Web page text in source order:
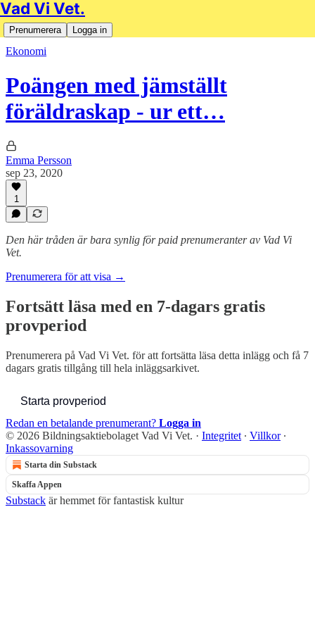
Vad Vi Vet.
Prenumerera Logga in
Ekonomi
Poängen med jämställt
föräldraskap - ur ett…
Emma Persson
sep 23, 2020
1
Den här tråden är bara synlig för paid prenumeranter av Vad Vi
Vet.
Prenumerera för att visa →
Fortsätt läsa med en 7-dagars gratis
provperiod
Prenumerera på Vad Vi Vet. för att fortsätta läsa detta inlägg och få 7
dagars gratis tillgång till hela inläggsarkivet.
Starta provperiod
Redan en betalande prenumerant? Logga in
© 2026 Bildningsaktiebolaget Vad Vi Vet. · Integritet ∙ Villkor∙
Inkassovarning
Starta din Substack
Skaffa Appen
Substack är hemmet för fantastisk kultur